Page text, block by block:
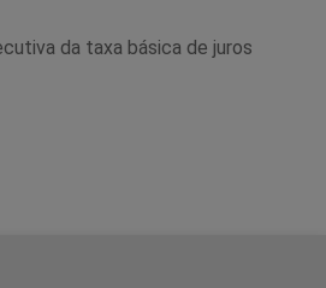
da taxa básica de juros